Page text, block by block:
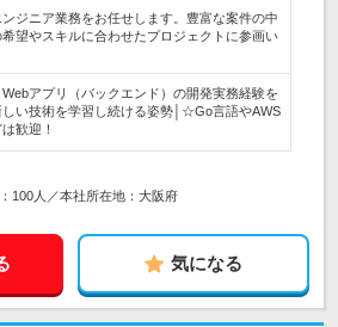
ジニア業務をお任せします。豊富な案件の中
望やスキルに合わせたプロジェクトに参画い
アプリ（バックエンド）の開発実務経験を
い技術を学習し続ける姿勢│☆Go言語やAWS
歓迎！
100人／本社所在地：大阪府
気になる